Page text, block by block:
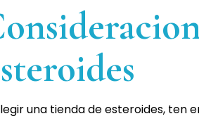
una tienda de esteroides, ten